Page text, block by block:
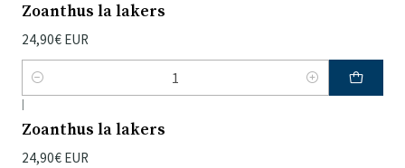
Zoanthus la lakers
24,90€ EUR
Quantidade
|
Zoanthus la lakers
24,90€ EUR